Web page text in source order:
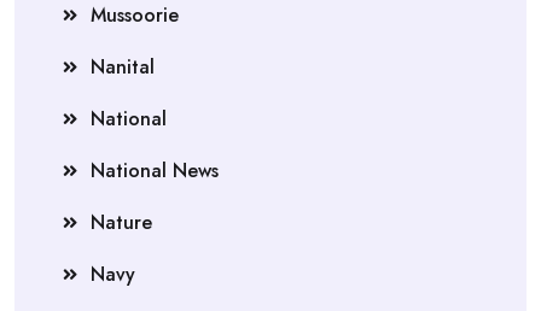
Mussoorie
Nanital
National
National News
Nature
Navy